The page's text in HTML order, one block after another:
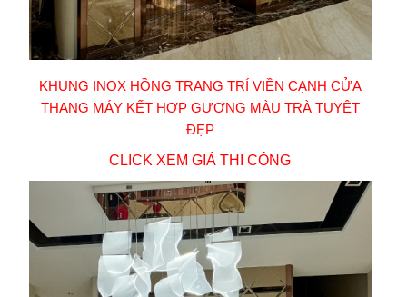
KHUNG INOX HỒNG TRANG TRÍ VIỀN CẠNH CỬA
THANG MÁY KẾT HỢP GƯƠNG MÀU TRÀ TUYỆT
ĐẸP
CLICK XEM GIÁ THI CÔNG